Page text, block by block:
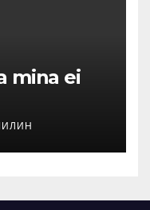
mina ei